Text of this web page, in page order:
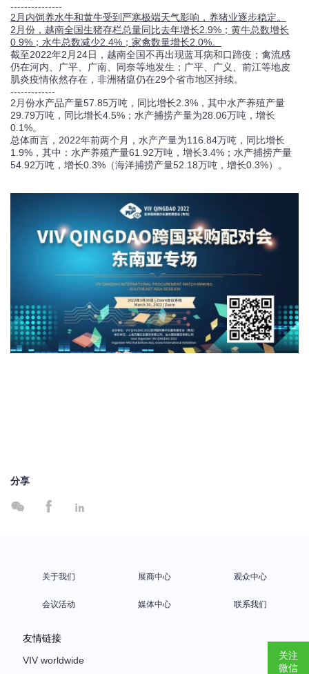
关注
微信
---------------
2月内饲养水牛和黄牛受到严寒极端天气影响，养猪业逐步稳定。
2月份，越南全国生猪存栏总量同比去年增长2.9%；黄牛总数增长
0.9%；水牛总数减少2.4%；家禽数量增长2.0%。
截至2022年2月24日，越南全国不再出现蓝耳病和口蹄疫；禽流感
仍在河内、广平、广南、同奈等地发生；广平、广义、前江等地皮
肌炎疫情依然存在，非洲猪瘟仍在29个省市地区持续。
-------------
2月份水产品产量57.85万吨，同比增长2.3%，其中水产养殖产量
29.79万吨，同比增长4.5%；水产捕捞产量为28.06万吨，增长
0.1%。
总体而言，2022年前两个月，水产产量为116.84万吨，同比增长
1.9%，其中：水产养殖产量61.92万吨，增长3.4%；水产捕捞产量
54.92万吨，增长0.3%（海洋捕捞产量52.18万吨，增长0.3%）。
分享
  
关于我们 展商中心 观众中心
会议活动 媒体中心 联系我们
友情链接
VIV worldwide